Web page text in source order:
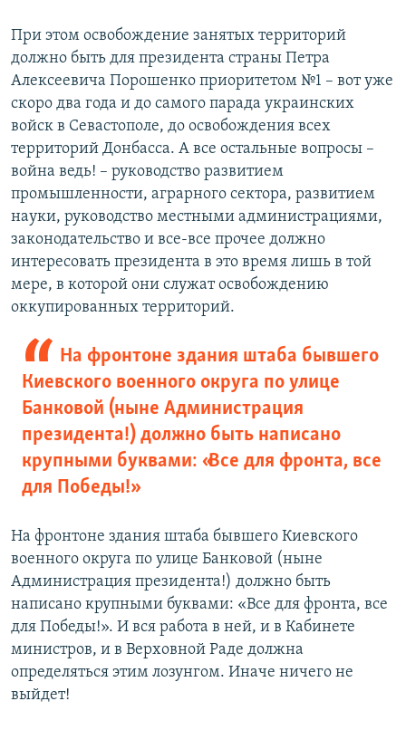
При этом освобождение занятых территорий
должно быть для президента страны Петра
Алексеевича Порошенко приоритетом №1 – вот уже
скоро два года и до самого парада украинских
войск в Севастополе, до освобождения всех
территорий Донбасса. А все остальные вопросы –
война ведь! – руководство развитием
промышленности, аграрного сектора, развитием
науки, руководство местными администрациями,
законодательство и все-все прочее должно
интересовать президента в это время лишь в той
мере, в которой они служат освобождению
оккупированных территорий.
На фронтоне здания штаба бывшего
Киевского военного округа по улице
Банковой (ныне Администрация
президента!) должно быть написано
крупными буквами: «Все для фронта, все
для Победы!»
На фронтоне здания штаба бывшего Киевского
военного округа по улице Банковой (ныне
Администрация президента!) должно быть
написано крупными буквами: «Все для фронта, все
для Победы!». И вся работа в ней, и в Кабинете
министров, и в Верховной Раде должна
определяться этим лозунгом. Иначе ничего не
выйдет!